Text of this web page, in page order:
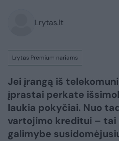
Lrytas.lt
Lrytas Premium nariams
Jei įrangą iš
įprastai perkate
laukia pokyčiai. Nuo
vartojimo kreditui – tai
galimybe